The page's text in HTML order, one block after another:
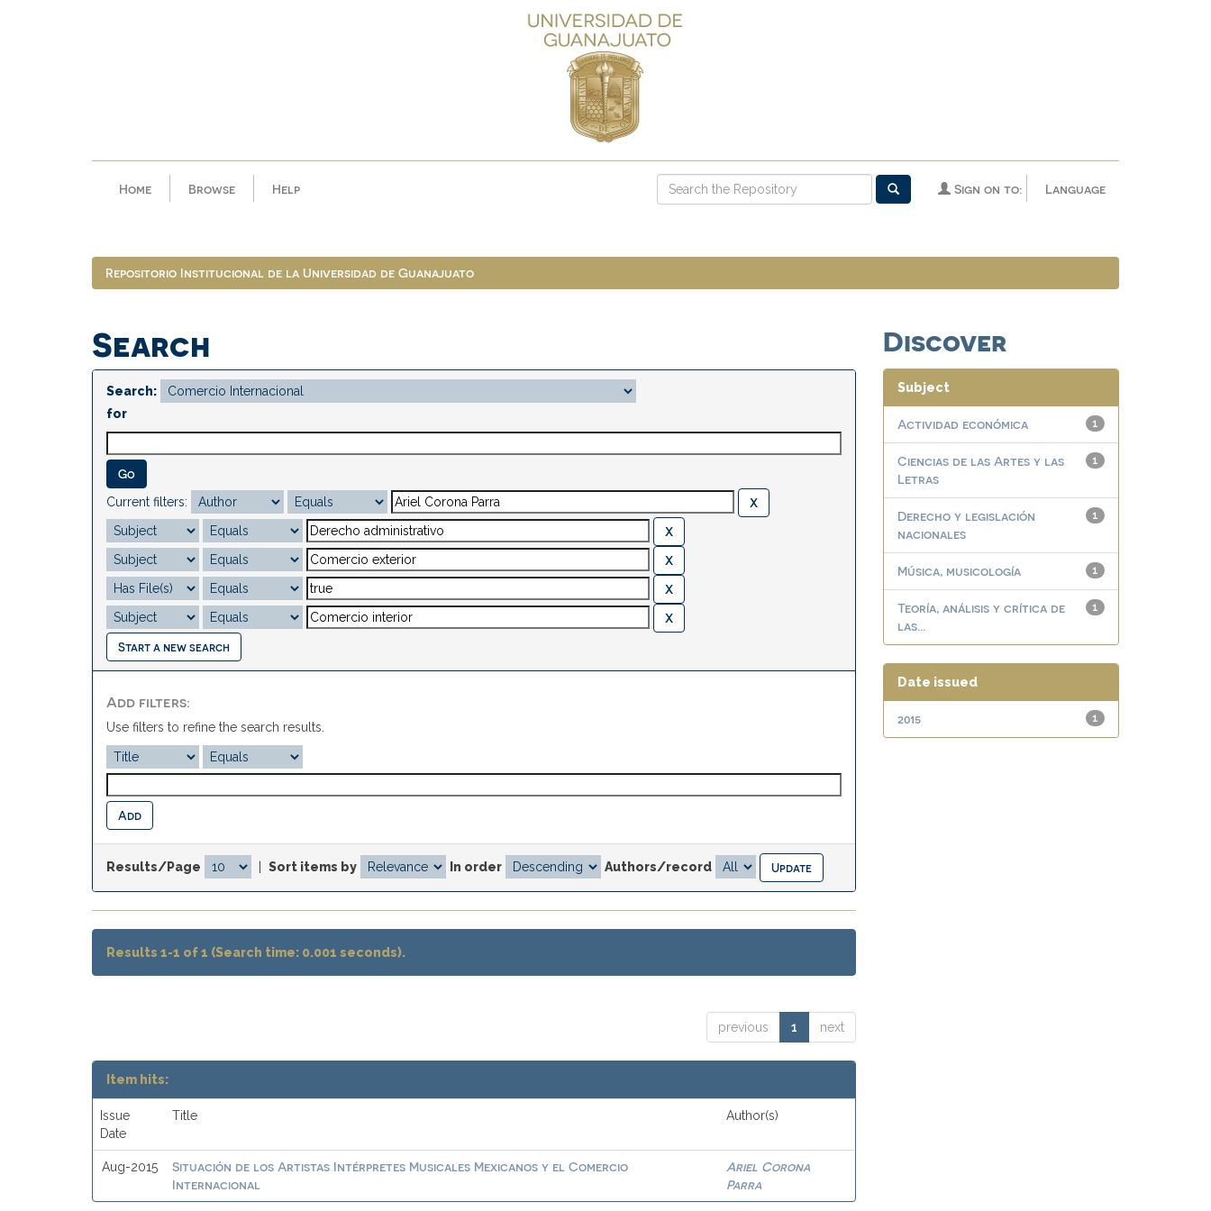
Home Browse Help Language
Sign on to:
Repositorio Institucional de la Universidad de Guanajuato
Search
Search:
for
Current filters:
Start a new search
Add filters:
Use filters to refine the search results.
Results/Page Sort items by In order Authors/record
Results 1-1 of 1 (Search time: 0.001 seconds).
previous 1 next
Item hits:
Issue
Date
Title Author(s)
Aug-2015
Situación de los Artistas Intérpretes Musicales Mexicanos y el Comercio
Internacional
Ariel Corona
Parra
Discover
Subject
1
Actividad económica
1
Ciencias de las Artes y las
Letras
1
Derecho y legislación
nacionales
1
Música, musicología
1
Teoría, análisis y crítica de
las...
Date issued
1
2015